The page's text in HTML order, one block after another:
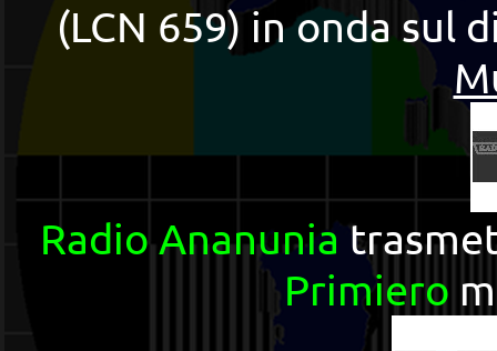
(LCN 659) in onda sul
Radio Ananunia
Primiero